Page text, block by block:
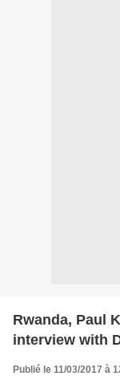
Rwanda, Paul
interview with
Publié le 11/03/2017 à